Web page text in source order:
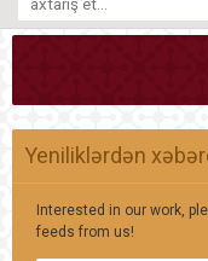
Yeniliklərdən
Interested in our work,
feeds from us!